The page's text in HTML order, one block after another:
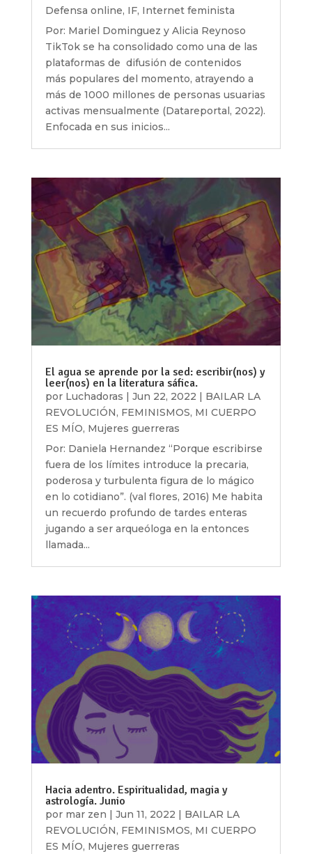
Defensa online, IF, Internet feminista
Por: Mariel Dominguez y Alicia Reynoso
TikTok se ha consolidado como una de las
plataformas de difusión de contenidos
más populares del momento, atrayendo a
más de 1000 millones de personas usuarias
activas mensualmente (Datareportal, 2022).
Enfocada en sus inicios...
El agua se aprende por la sed: escribir(nos) y
leer(nos) en la literatura sáfica.
por Luchadoras | Jun 22, 2022 | BAILAR LA
REVOLUCIÓN, FEMINISMOS, MI CUERPO
ES MÍO, Mujeres guerreras
Por: Daniela Hernandez “Porque escribirse
fuera de los límites introduce la precaria,
poderosa y turbulenta figura de lo mágico
en lo cotidiano”. (val flores, 2016) Me habita
un recuerdo profundo de tardes enteras
jugando a ser arqueóloga en la entonces
llamada...
Hacia adentro. Espiritualidad, magia y
astrología. Junio
por mar zen Jun 11, 2022
BAILAR LA
REVOLUCIÓN, FEMINISMOS, MI CUERPO
ES MÍO, Mujeres guerreras